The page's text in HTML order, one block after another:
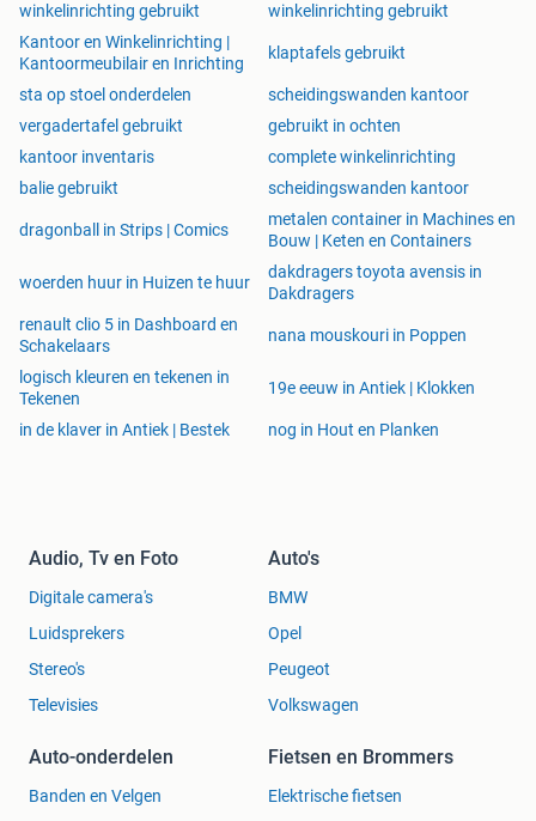
winkelinrichting gebruikt
winkelinrichting gebruikt
Kantoor en Winkelinrichting |
Kantoormeubilair en Inrichting
klaptafels gebruikt
sta op stoel onderdelen
scheidingswanden kantoor
vergadertafel gebruikt
gebruikt in ochten
kantoor inventaris
complete winkelinrichting
balie gebruikt
scheidingswanden kantoor
dragonball in Strips | Comics
metalen container in Machines en
Bouw | Keten en Containers
woerden huur in Huizen te huur
dakdragers toyota avensis in
Dakdragers
renault clio 5 in Dashboard en
Schakelaars
nana mouskouri in Poppen
logisch kleuren en tekenen in
Tekenen
19e eeuw in Antiek | Klokken
in de klaver in Antiek | Bestek nog in Hout en Planken
Audio, Tv en Foto
Digitale camera's
Luidsprekers
Stereo's
Televisies
Auto's
BMW
Opel
Peugeot
Volkswagen
Auto-onderdelen
Banden en Velgen
Fietsen en Brommers
Elektrische fietsen